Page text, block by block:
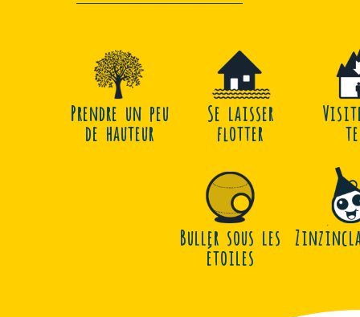
Prendre un peu
de hauteur
Se laisser
flotter
Buller sous les
étoiles